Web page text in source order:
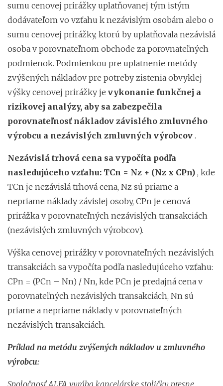
sumu cenovej prirážky uplatňovanej tým istým
dodávateľom vo vzťahu k nezávislým osobám alebo o
sumu cenovej prirážky, ktorú by uplatňovala nezávislá
osoba v porovnateľnom obchode za porovnateľných
podmienok. Podmienkou pre uplatnenie metódy
zvýšených nákladov pre potreby zistenia obvyklej
výšky cenovej prirážky je vykonanie funkčnej a
rizikovej analýzy, aby sa zabezpečila
porovnateľnosť nákladov závislého zmluvného
výrobcu a nezávislých zmluvných výrobcov .
Nezávislá trhová cena sa vypočíta podľa
nasledujúceho vzťahu: TCn = Nz + (Nz x CPn) , kde
TCn je nezávislá trhová cena, Nz sú priame a
nepriame náklady závislej osoby, CPn je cenová
prirážka v porovnateľných nezávislých transakciách
(nezávislých zmluvných výrobcov).
Výška cenovej prirážky v porovnateľných nezávislých
transakciách sa vypočíta podľa nasledujúceho vzťahu:
CPn = (PCn – Nn) / Nn, kde PCn je predajná cena v
porovnateľných nezávislých transakciách, Nn sú
priame a nepriame náklady v porovnateľných
nezávislých transakciách.
Príklad na metódu zvýšených nákladov u zmluvného
výrobcu:
Spoločnosť ALFA vyrába kancelárske stoličky presne